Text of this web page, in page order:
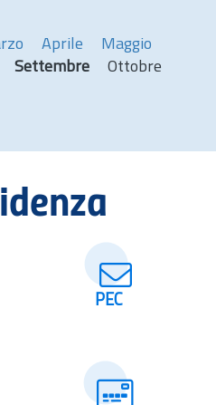
Aprile
Maggio
Settembre
Ottobre
PEC